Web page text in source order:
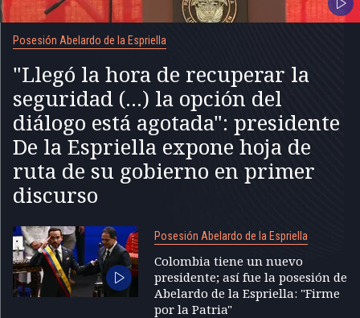
Posesión Abelardo de la Espriella
"Llegó la hora de recuperar la
seguridad (...) la opción del
diálogo está agotada": presidente
De la Espriella expone hoja de
ruta de su gobierno en primer
discurso
Posesión Abelardo de la Espriella
Colombia tiene un nuevo
presidente; así fue la posesión de
Abelardo de la Espriella: "Firme
por la Patria"